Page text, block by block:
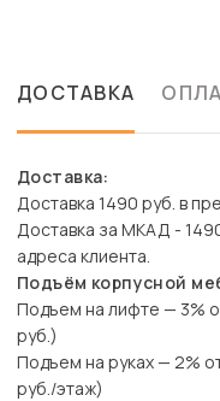
ДОСТАВКА
Доставка:
Доставка 1490 руб. в
Доставка за МКАД -
адреса клиента.
Подъём корпусной
Подъем на лифте — 3%
руб.)
Подъем на руках — 2%
руб./этаж)